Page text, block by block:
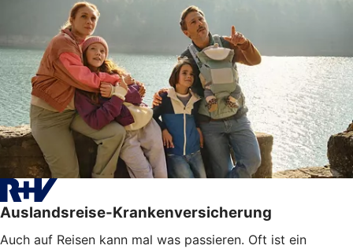
Auslandsreise-Krankenversicherung
Auch auf Reisen kann mal was passieren. Oft ist ein